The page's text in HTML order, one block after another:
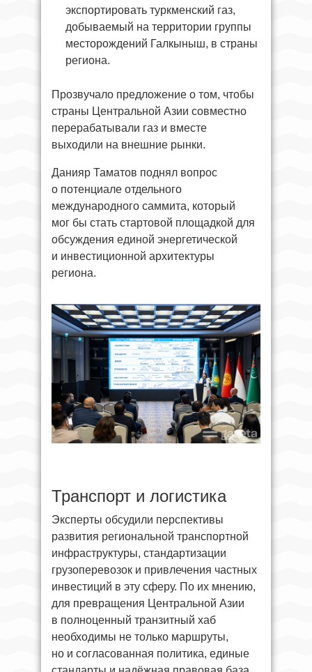
экспортировать туркменский газ,
добываемый на территории группы
месторождений Галкыныш, в страны
региона.
Прозвучало предложение о том, чтобы
страны Центральной Азии совместно
перерабатывали газ и вместе
выходили на внешние рынки.
Данияр Таматов поднял вопрос
о потенциале отдельного
международного саммита, который
мог бы стать стартовой площадкой для
обсуждения единой энергетической
и инвестиционной архитектуры
региона.
Транспорт и логистика
Эксперты обсудили перспективы
развития региональной транспортной
инфраструктуры, стандартизации
грузоперевозок и привлечения частных
инвестиций в эту сферу. По их мнению,
для превращения Центральной Азии
в полноценный транзитный хаб
необходимы не только маршруты,
но и согласованная политика, единые